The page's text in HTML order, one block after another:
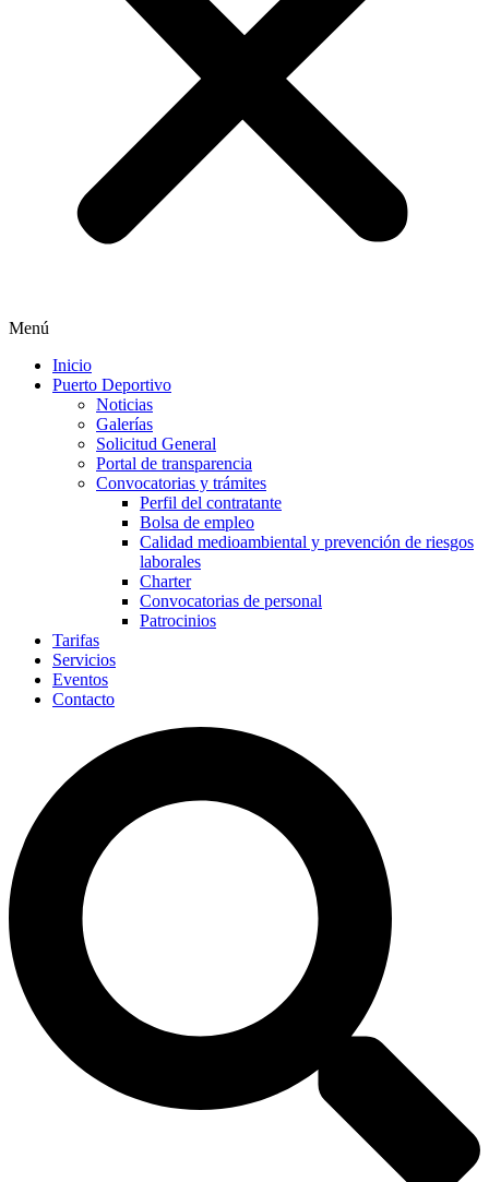
Menú
Inicio
Puerto Deportivo
Noticias
Galerías
Solicitud General
Portal de transparencia
Convocatorias y trámites
Perfil del contratante
Bolsa de empleo
Calidad medioambiental y prevención de riesgos
laborales
Charter
Convocatorias de personal
Patrocinios
Tarifas
Servicios
Eventos
Contacto